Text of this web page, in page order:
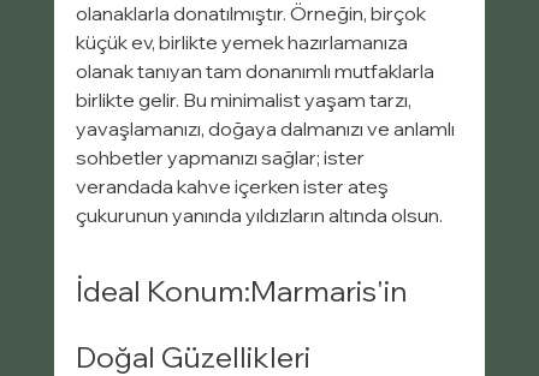
olanaklarla donatılmıştır. Örneğin, birçok
küçük ev, birlikte yemek hazırlamanıza
olanak tanıyan tam donanımlı mutfaklarla
birlikte gelir. Bu minimalist yaşam tarzı,
yavaşlamanızı, doğaya dalmanızı ve anlamlı
sohbetler yapmanızı sağlar; ister
verandada kahve içerken ister ateş
çukurunun yanında yıldızların altında olsun.
İdeal Konum:Marmaris'in
Doğal Güzellikleri